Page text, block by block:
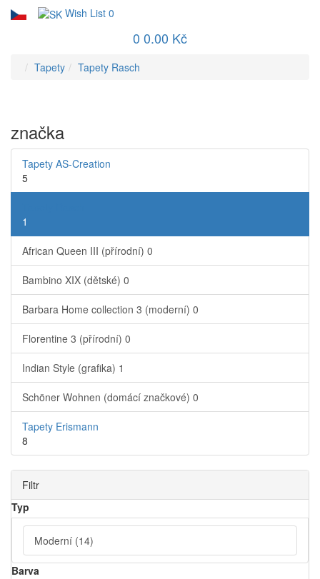
Wish List 0
0 0.00 Kč
Tapety Tapety Rasch
značka
Tapety AS-Creation
5
1
African Queen III (přírodní) 0
Bambino XIX (dětské) 0
Barbara Home collection 3 (moderní) 0
Florentine 3 (přírodní) 0
Indian Style (grafika) 1
Schöner Wohnen (domácí značkové) 0
Tapety Erismann
8
Filtr
Typ
Moderní (14)
Barva